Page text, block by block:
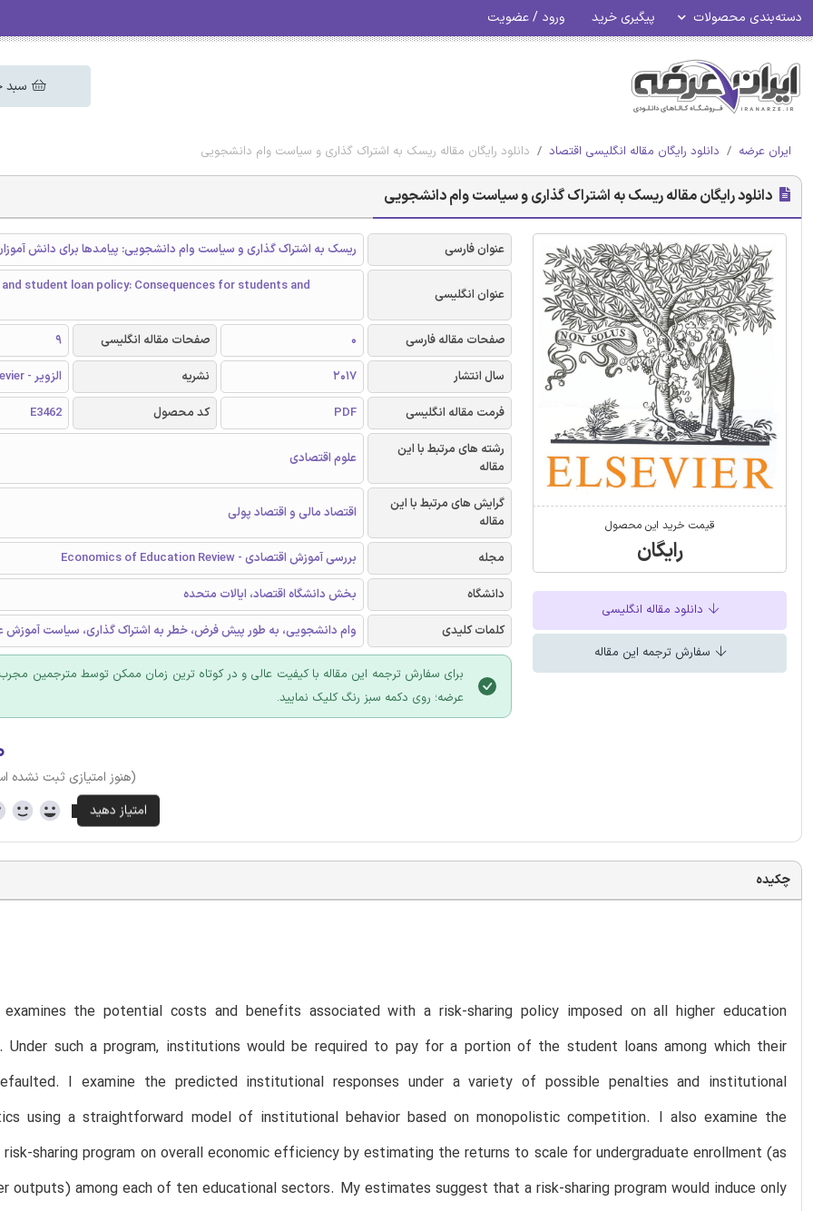
دسته‌بندی محصولات پیگیری خرید ورود / عضویت
سبد
ایران عرضه دانلود رایگان مقاله انگلیسی اقتصاد دانلود رایگان مقاله ریسک به اشتراک گذاری و سیاست وام دانشجویی
دانلود رایگان مقاله ریسک به اشتراک گذاری و سیاست وام دانشجویی
قیمت خرید این محصول
رایگان
دانلود مقاله انگلیسی
سفارش ترجمه این مقاله
عنوان فارسی ریسک به اشتراک گذاری و سیاست وام دانشجویی: پیامدها برای دانش
عنوان انگلیسی student loan policy: Consequences for students and
صفحات مقاله فارسی 0 صفحات مقاله انگلیسی
9
سال انتشار
2017 نشریه
الزویر - Elsevier
فرمت مقاله انگلیسی
PDF کد محصول
E3462
رشته های مرتبط با این
مقاله
علوم اقتصادی
گرایش های مرتبط با این
مقاله
اقتصاد مالی و اقتصاد پولی
مجله
بررسی آموزش اقتصادی - Economics of Education Review
دانشگاه
بخش دانشگاه اقتصاد، ایالات متحده
کلمات کلیدی
وام دانشجویی، به طور پیش فرض، خطر به اشتراک گذاری، سیاست آموزش
برای سفارش ترجمه این مقاله با کیفیت عالی و در کوتاه ترین زمان ممکن توسط مترجمین
عرضه؛ روی دکمه سبز رنگ کلیک نمایید.
(هنوز امتیازی ثبت نشده
چکیده
the potential costs and benefits associated with a risk-sharing policy imposed on all higher education
Under such a program, institutions would be required to pay for a portion of the student loans among which their
I examine the predicted institutional responses under a variety of possible penalties and institutional
using a straightforward model of institutional behavior based on monopolistic competition. I also examine the
sharing program on overall economic efficiency by estimating the returns to scale for undergraduate enrollment (as
outputs) among each of ten educational sectors. My estimates suggest that a risk-sharing program would induce only